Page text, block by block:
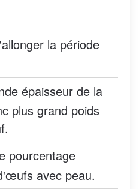
la période
épaisseur de la
plus grand poids
pourcentage
avec peau.